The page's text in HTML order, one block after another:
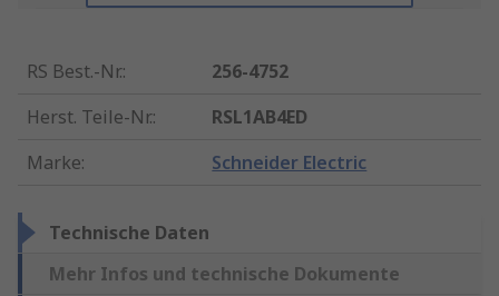
RS Best.-Nr.:
256-4752
Herst. Teile-Nr.:
RSL1AB4ED
Marke: Schneider Electric
Technische Daten
Mehr Infos und technische Dokumente